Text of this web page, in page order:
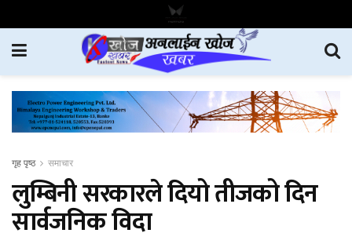
गृह पृष्ठ समाचार
लुम्बिनी सरकारले दियो तीजको दिन
सार्वजनिक विदा